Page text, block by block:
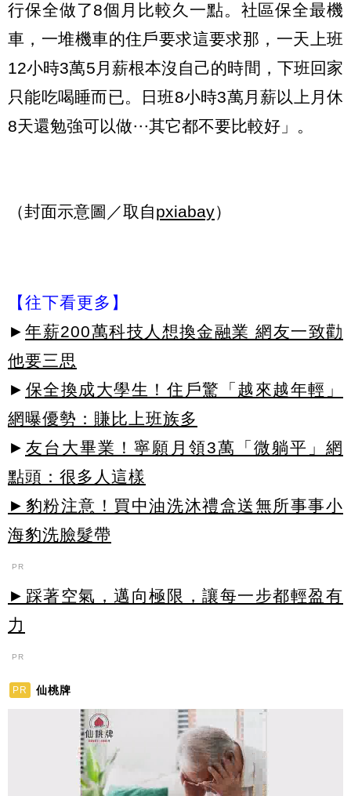
行保全做了8個月比較久一點。社區保全最機
車，一堆機車的住戶要求這要求那，一天上班
12小時3萬5月薪根本沒自己的時間，下班回家
只能吃喝睡而已。日班8小時3萬月薪以上月休
8天還勉強可以做⋯其它都不要比較好」。
（封面示意圖／取自pxiabay）
【往下看更多】
► 年薪200萬科技人想換金融業 網友一致勸
他要三思
► 保全換成大學生！住戶驚「越來越年輕」
網曝優勢：賺比上班族多
► 友台大畢業！寧願月領3萬「微躺平」網
點頭：很多人這樣
►豹粉注意！買中油洗沐禮盒送無所事事小
海豹洗臉髮帶
PR
►踩著空氣，邁向極限，讓每一步都輕盈有
力
PR
PR 仙桃牌